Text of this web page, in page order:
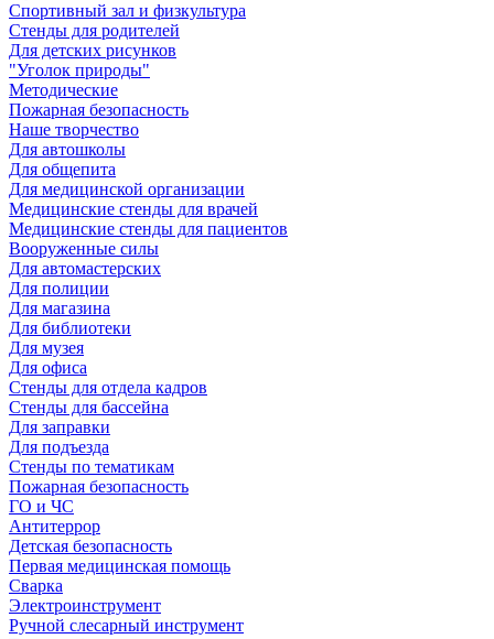
Спортивный зал и физкультура
Стенды для родителей
Для детских рисунков
"Уголок природы"
Методические
Пожарная безопасность
Наше творчество
Для автошколы
Для общепита
Для медицинской организации
Медицинские стенды для врачей
Медицинские стенды для пациентов
Вооруженные силы
Для автомастерских
Для полиции
Для магазина
Для библиотеки
Для музея
Для офиса
Стенды для отдела кадров
Стенды для бассейна
Для заправки
Для подъезда
Стенды по тематикам
Пожарная безопасность
ГО и ЧС
Антитеррор
Детская безопасность
Первая медицинская помощь
Сварка
Электроинструмент
Ручной слесарный инструмент